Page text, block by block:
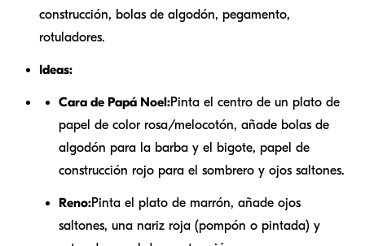
construcción, bolas de algodón, pegamento,
rotuladores.
Ideas:
Cara de Papá Noel:Pinta el centro de un plato de
papel de color rosa/melocotón, añade bolas de
algodón para la barba y el bigote, papel de
construcción rojo para el sombrero y ojos saltones.
Reno:Pinta el plato de marrón, añade ojos
saltones, una nariz roja (pompón o pintada) y